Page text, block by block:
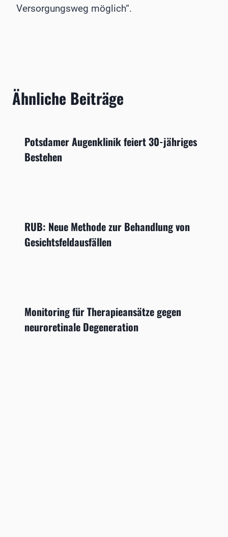
Versorgungsweg möglich“.
Ähnliche Beiträge
Potsdamer Augenklinik feiert 30-jähriges
Bestehen
RUB: Neue Methode zur Behandlung von
Gesichtsfeldausfällen
Monitoring für Therapieansätze gegen
neuroretinale Degeneration